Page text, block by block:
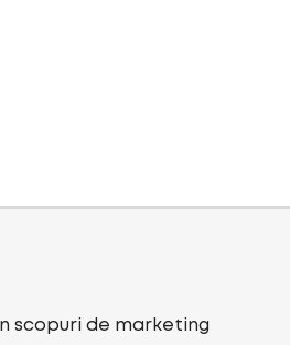
scopuri de marketing